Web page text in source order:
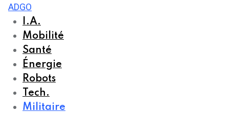
Skip
content
ADGO
I.A.
Mobilité
Santé
Énergie
Robots
Tech.
Militaire